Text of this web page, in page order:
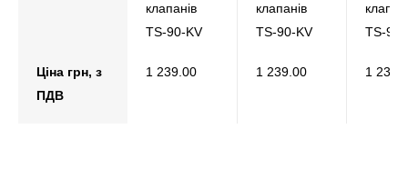
клапанів
TS-90-KV
клапанів
TS-90-KV
TS-90-
Ціна грн, з
ПДВ
1 239.00 1 239.00 1